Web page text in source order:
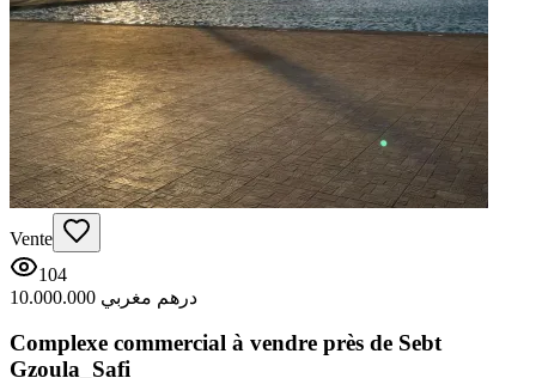
Vente
104
10.000.000 درهم مغربي
Complexe commercial à vendre près de Sebt
Gzoula_Safi